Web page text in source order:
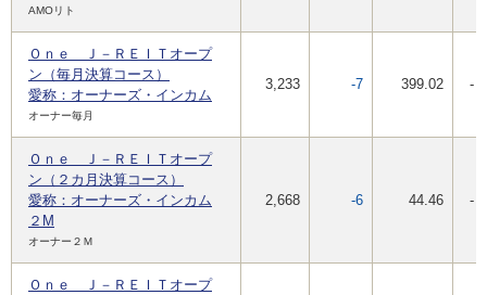
AMOリト
Ｏｎｅ Ｊ－ＲＥＩＴオープ
ン（毎月決算コース）
愛称：オーナーズ・インカム
オーナー毎月
3,233 -7 399.02 -
Ｏｎｅ Ｊ－ＲＥＩＴオープ
ン（２カ月決算コース）
愛称：オーナーズ・インカム
２M
オーナー２Ｍ
2,668 -6 44.46 -
Ｏｎｅ Ｊ－ＲＥＩＴオープ